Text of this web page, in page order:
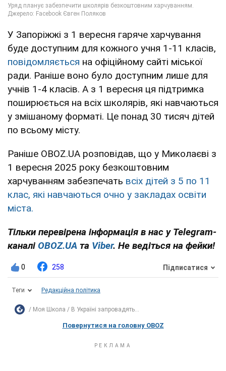
У Запоріжжі з 1 вересня гаряче харчування
буде доступним для кожного учня 1-11 класів,
повідомляється на офіційному сайті міської
ради. Раніше воно було доступним лише для
учнів 1-4 класів. А з 1 вересня ця підтримка
поширюється на всіх школярів, які навчаються
у змішаному форматі. Це понад 30 тисяч дітей
по всьому місту.
Раніше OBOZ.UA розповідав, що у Миколаєві з
1 вересня 2025 року безкоштовним
харчуванням забезпечать всіх дітей з 5 по 11
клас, які навчаються очно у закладах освіти
міста.
Тільки перевірена інформація в нас у Telegram-
каналі OBOZ.UA та Viber. Не ведіться на фейки!
0 258 Підписатися
Теги Редакційна політика
Моя Школа В Україні запровадять...
Повернутися на головну OBOZ